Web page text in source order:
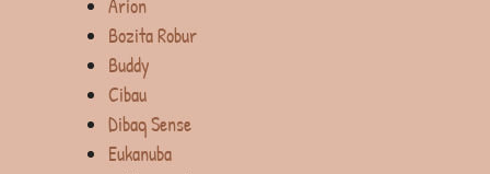
Arion
Bozita Robur
Buddy
Cibau
Dibaq Sense
Eukanuba